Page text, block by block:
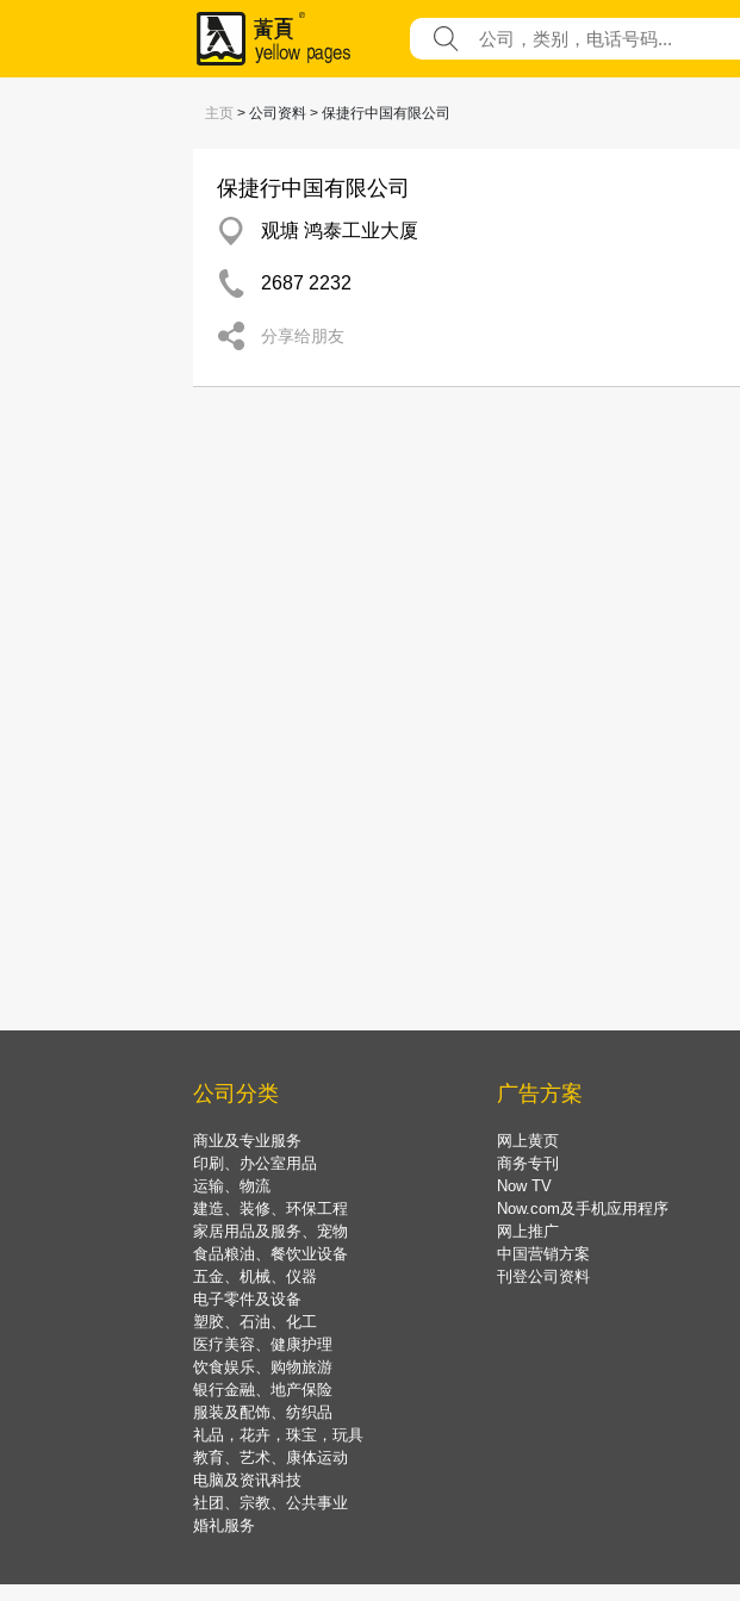
主页 > 公司资料 > 保捷行中国有限公司
保捷行中国有限公司
观塘 鸿泰工业大厦
2687 2232
分享给朋友
公司分类
商业及专业服务
印刷、办公室用品
运输、物流
建造、装修、环保工程
家居用品及服务、宠物
食品粮油、餐饮业设备
五金、机械、仪器
电子零件及设备
塑胶、石油、化工
医疗美容、健康护理
饮食娱乐、购物旅游
银行金融、地产保险
服装及配饰、纺织品
礼品，花卉，珠宝，玩具
教育、艺术、康体运动
电脑及资讯科技
社团、宗教、公共事业
婚礼服务
广告方案
网上黄页
商务专刊
Now TV
Now.com及手机应用程序
网上推广
中国营销方案
刊登公司资料